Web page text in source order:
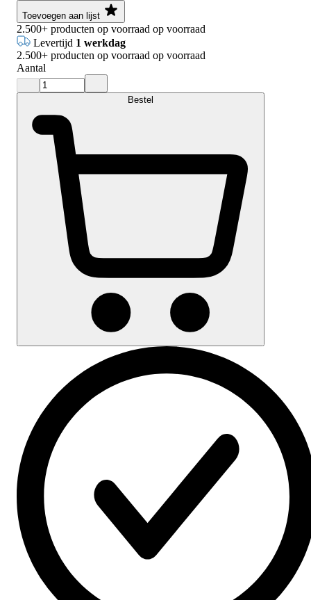
Toevoegen aan lijst
2.500+ producten op voorraad op voorraad
Levertijd 1 werkdag
2.500+ producten op voorraad op voorraad
Aantal
Bestel